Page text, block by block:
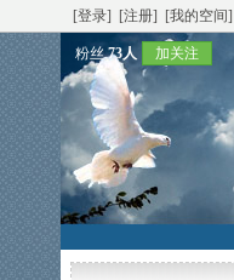
[登录] [注册] [我的空间]
粉丝73人 加关注